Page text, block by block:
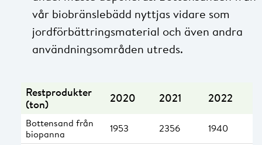
vår biobränslebädd nyttjas vidare som
jordförbättringsmaterial och även andra
användningsområden utreds.
Restprodukter
(ton)
2020 2021 2022
Bottensand från
biopanna
1953 2356
1940